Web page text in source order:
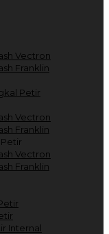
Vectron
Franklin
Petir
Vectron
Franklin
Vectron
Franklin
Internal